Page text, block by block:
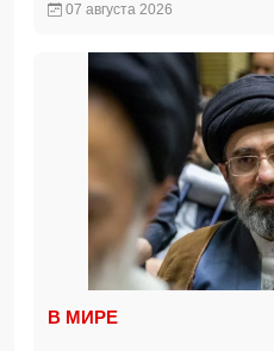
07 августа 2026
В МИРЕ